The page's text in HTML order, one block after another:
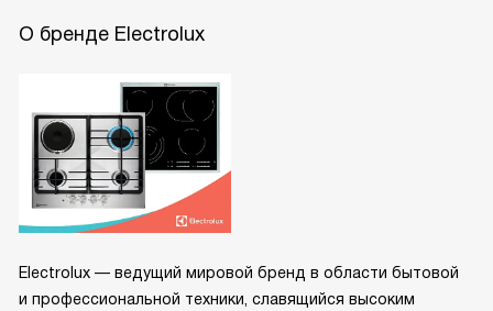
О бренде Electrolux
Electrolux — ведущий мировой бренд в области бытовой
и профессиональной техники, славящийся высоким